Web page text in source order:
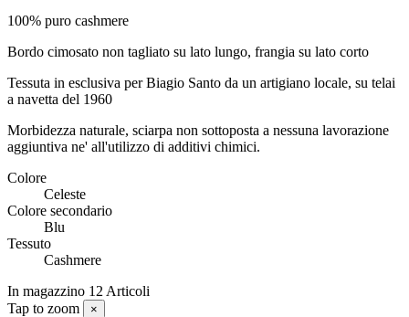
100% puro cashmere
Bordo cimosato non tagliato su lato lungo, frangia su lato corto
Tessuta in esclusiva per Biagio Santo da un artigiano locale, su telai
a navetta del 1960
Morbidezza naturale, sciarpa non sottoposta a nessuna lavorazione
aggiuntiva ne' all'utilizzo di additivi chimici.
Colore
Celeste
Colore secondario
Blu
Tessuto
Cashmere
In magazzino 12 Articoli
Tap to zoom
×